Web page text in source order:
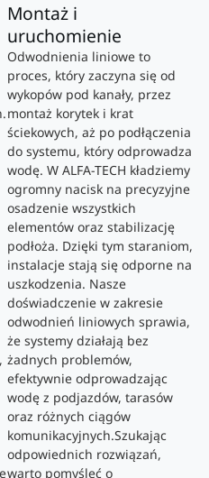
Montaż i
uruchomienie
Odwodnienia liniowe to
proces, który zaczyna się od
wykopów pod kanały, przez
montaż korytek i krat
ściekowych, aż po podłączenia
do systemu, który odprowadza
wodę. W ALFA-TECH kładziemy
ogromny nacisk na precyzyjne
osadzenie wszystkich
elementów oraz stabilizację
podłoża. Dzięki tym staraniom,
instalacje stają się odporne na
uszkodzenia. Nasze
doświadczenie w zakresie
odwodnień liniowych sprawia,
że systemy działają bez
żadnych problemów,
efektywnie odprowadzając
wodę z podjazdów, tarasów
oraz różnych ciągów
komunikacyjnych.Szukając
odpowiednich rozwiązań,
warto pomyśleć o